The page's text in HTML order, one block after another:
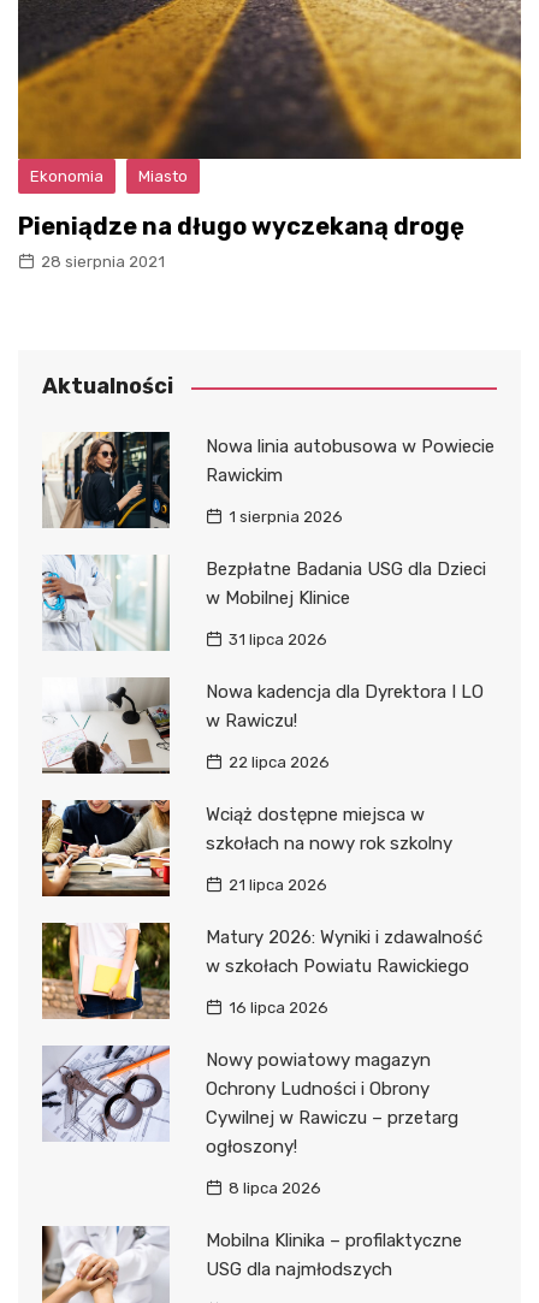
Ekonomia Miasto
Pieniądze na długo wyczekaną drogę
28 sierpnia 2021
Aktualności
Nowa linia autobusowa w Powiecie
Rawickim
1 sierpnia 2026
Bezpłatne Badania USG dla Dzieci
w Mobilnej Klinice
31 lipca 2026
Nowa kadencja dla Dyrektora I LO
w Rawiczu!
22 lipca 2026
Wciąż dostępne miejsca w
szkołach na nowy rok szkolny
21 lipca 2026
Matury 2026: Wyniki i zdawalność
w szkołach Powiatu Rawickiego
16 lipca 2026
Nowy powiatowy magazyn
Ochrony Ludności i Obrony
Cywilnej w Rawiczu – przetarg
ogłoszony!
8 lipca 2026
Mobilna Klinika – profilaktyczne
USG dla najmłodszych